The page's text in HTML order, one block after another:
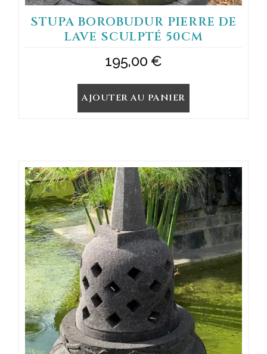
STUPA BOROBUDUR PIERRE DE
LAVE SCULPTÉ 50CM
195,00€
AJOUTER AU PANIER